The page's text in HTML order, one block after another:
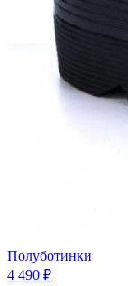
Полуботинки
4 490 ₽